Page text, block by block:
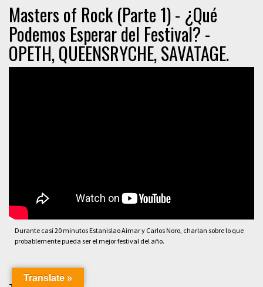
Masters of Rock (Parte 1) - ¿Qué
Podemos Esperar del Festival? -
OPETH, QUEENSRYCHE, SAVATAGE.
Durante casi 20 minutos Estanislao Aimar y Carlos Noro, charlan sobre lo que
probablemente pueda ser el mejor festival del año.
Translate »